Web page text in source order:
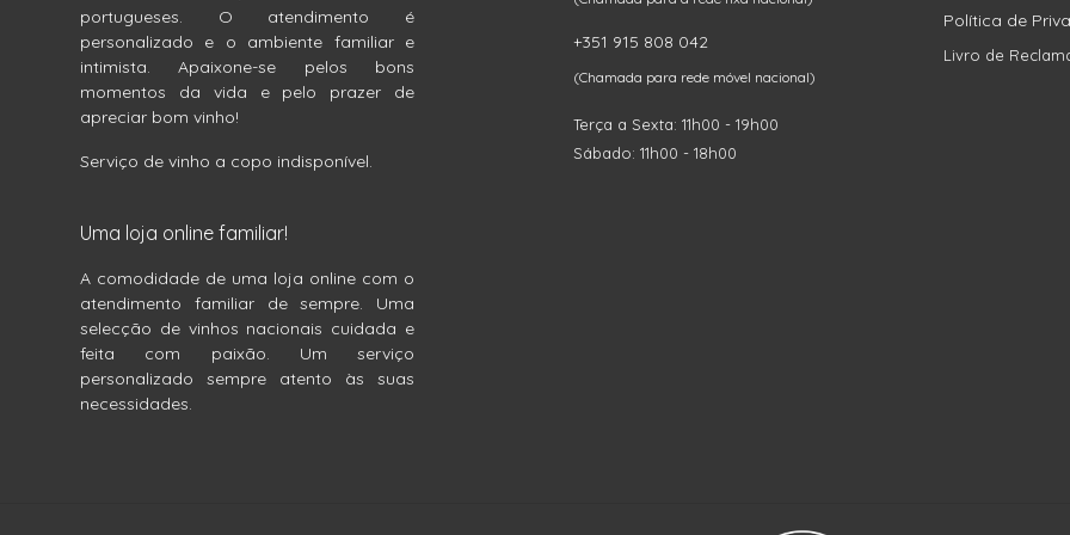
portugueses. O atendimento é
personalizado e o ambiente familiar e
intimista. Apaixone-se pelos bons
momentos da vida e pelo prazer de
apreciar bom vinho!
Serviço de vinho a copo indisponível.
Uma loja online familiar!
A comodidade de uma loja online com o
atendimento familiar de sempre. Uma
selecção de vinhos nacionais cuidada e
feita com paixão. Um serviço
personalizado sempre atento às suas
necessidades.
+351 915 808 042
(Chamada para rede móvel nacional)
Terça a Sexta: 11h00 - 19h00
Sábado: 11h00 - 18h00
Política de
Livro de